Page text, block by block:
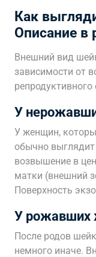
Как
Описание в
Внешний вид
зависимости от
У
У женщин,
обычно выглядит
возвышение в
матки (внешний
Поверхность
У рожавших
После родов
немного иначе.